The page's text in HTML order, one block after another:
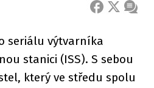
FACEBOOK
X
seriálu výtvarníka
stanici (ISS). S sebou
který ve středu spolu